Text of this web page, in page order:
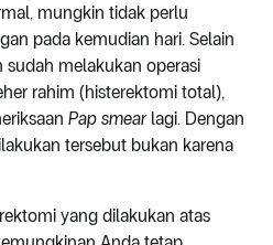
mungkin tidak perlu
pada kemudian hari. Selain
sudah melakukan operasi
rahim (histerektomi total),
Pap smearlagi. Dengan
tersebut bukan karena
yang dilakukan atas